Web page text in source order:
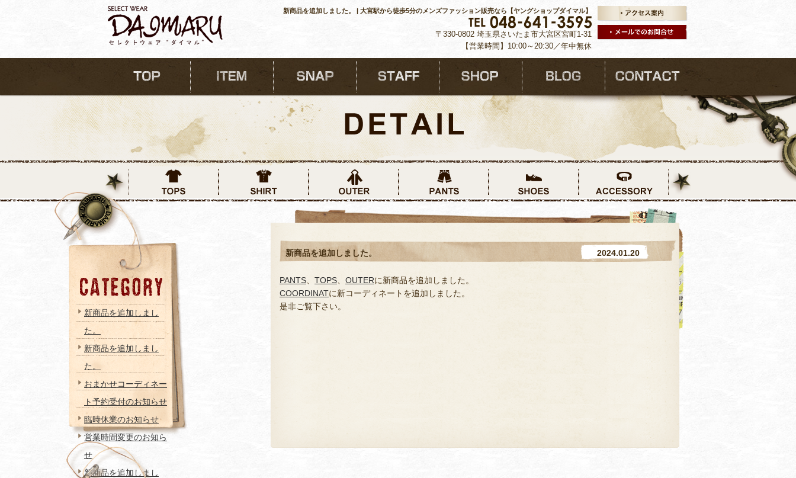
新商品を追加しました。 | 大宮駅から徒歩5分のメンズファッション販売なら【ヤングショップダイマル】
〒330-0802 埼玉県さいたま市大宮区宮町1-31
【営業時間】10:00～20:30／年中無休
新商品を追加しまし
た。
新商品を追加しまし
た。
おまかせコーディネー
ト予約受付のお知らせ
臨時休業のお知らせ
営業時間変更のお知ら
せ
新商品を追加しまし
新商品を追加しました。 2024.01.20
PANTS TOPS OUTERに新商品を追加しました。
COORDINATに新コーディネートを追加しました。
是非ご覧下さい。